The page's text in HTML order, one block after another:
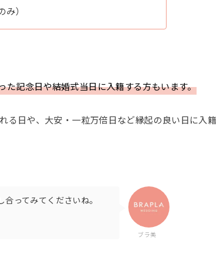
み）
た記念日や結婚式当日に入籍する方もいます。
る日や、大安・一粒万倍日など縁起の良い日に入籍
ブラ美
ってみてくださいね。